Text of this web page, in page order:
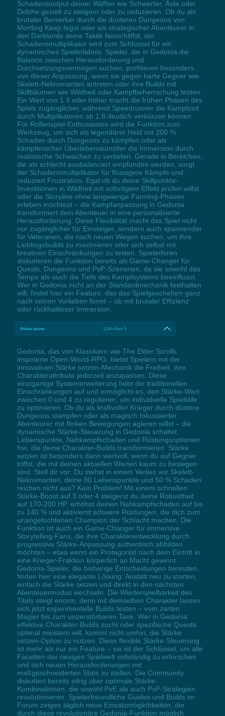
Schadensoutput deiner Waffen wie Schwerter, Äxte oder
Dolche gezielt zu steigern oder zu reduzieren. Ob du als
brutaler Berserker durch die düsteren Dungeons von
Mortling Keep fegst oder als strategischer Abenteurer in
den Darklands deine Taktik feinschliffst, der
Schadensmultiplikator wird zum Schlüssel für ein
dynamisches Spielerlebnis. Spieler, die in Gedonia die
Balance zwischen Herausforderung und
Durchsetzungsvermögen suchen, profitieren besonders
von dieser Anpassung, wenn sie gegen harte Gegner wie
Skelett-Nekromanten antreten oder ihre Builds mit
Skillbäumen wie Wildheit oder Kampfbeherrschung testen.
Ein Wert von 1.3 oder höher macht die frühen Phasen des
Spiels zugänglicher, während Speedrunner die Kampfzeit
durch Multiplikatoren ab 1.8 deutlich verkürzen können.
Für Rollenspiel-Enthusiasten wird die Funktion zum
Werkzeug, um sich als legendärer Held mit 200 %
Schaden durch Dungeons zu kämpfen oder als
kämpferischer Überlebenskünstler die Immersion durch
realistische Schwächen zu vertiefen. Gerade in Bereichen,
die als schlecht ausbalanciert empfunden werden, sorgt
der Schadensmultiplikator für flüssigere Kämpfe und
reduziert Frustration. Egal ob du deine Skillpunkte-
Investitionen in Wildheit mit sofortigem Effekt prüfen willst
oder die Storyline ohne langwierige Farming-Phasen
erleben möchtest – die Kampfanpassung in Gedonia
transformiert dein Abenteuer in eine personalisierte
Herausforderung. Diese Flexibilität macht das Spiel nicht
nur zugänglicher für Einsteiger, sondern auch spannender
für Veteranen, die nach neuen Wegen suchen, um ihre
Lieblingsbuilds zu maximieren oder sich selbst mit
kreativen Einschränkungen zu testen. Spielerforen
diskutieren die Funktion bereits als Game-Changer für
Quests, Dungeons und PvP-Szenarien, da sie sowohl das
Tempo als auch die Tiefe des Kampfsystems beeinflusst.
Wer in Gedonia nicht an der Standardmechanik festhalten
will, findet hier ein Feature, das das Spielgeschehen ganz
nach seinen Vorlieben formt – ob mit brutaler Effizienz
oder rückhaltloser Immersion.
Stärke setzen LCtrl+Num 5
Gedonia, das von Klassikern wie The Elder Scrolls
inspirierte Open-World-RPG, bietet Spielern mit der
innovativen Stärke setzen-Mechanik die Freiheit, ihre
Charakterattribute jederzeit anzupassen. Diese
einzigartige Systemerweiterung hebt die traditionellen
Einschränkungen auf und ermöglicht es, den Stärke-Wert
zwischen 0 und 4 zu regulieren, um individuelle Spielstile
zu optimieren. Ob du als kraftvoller Krieger durch düstere
Dungeons stampfen oder als magisch fokussierter
Abenteurer mit flinken Bewegungen agieren willst – die
dynamische Stärke-Steuerung in Gedonia schaltet
Lebenspunkte, Nahkampfschaden und Rüstungsoptionen
frei, die deine Charakter-Builds transformieren. Stärke
setzen ist besonders dann wertvoll, wenn du auf Gegner
triffst, die mit deinen aktuellen Werten kaum zu besiegen
sind. Stell dir vor: Du stehst in einem Verlies vor Skelett-
Nekromanten, deine 80 Lebenspunkte und 50 % Schaden
reichen nicht aus? Kein Problem! Mit einem schnellen
Stärke-Boost auf 3 oder 4 steigerst du deine Robustheit
auf 170-200 HP, erhöhst deinen Nahkampfschaden auf bis
zu 140 % und aktivierst schwere Rüstungen, die dich zum
unangefochtenen Champion der Schlacht machen. Die
Funktion ist auch ein Game-Changer für immersive
Storytelling-Fans, die ihre Charakterentwicklung durch
progressive Stärke-Anpassung authentisch abbilden
möchten – etwa wenn ein Protagonist nach dem Eintritt in
eine Krieger-Fraktion körperlich an Macht gewinnt.
Gedonia-Spieler, die bisherige Entscheidungen bereuten,
finden hier eine elegante Lösung: Anstatt neu zu starten,
einfach die Stärke setzen und direkt in den nächsten
Abenteuermodus wechseln. Die Wiederspielbarkeit des
Titels steigt enorm, denn mit demselben Charakter lassen
sich jetzt experimentelle Builds testen – vom zarten
Magier bis zum unzerstörbaren Tank. Wer in Gedonia
effektive Charakter-Builds sucht oder spezifische Quests
optimal meistern will, kommt nicht umhin, die Stärke
setzen-Option zu nutzen. Diese flexible Stärke-Steuerung
ist mehr als nur ein Feature – sie ist der Schlüssel, um alle
Facetten der riesigen Spielwelt vollständig zu erforschen
und sich neuen Herausforderungen mit
maßgeschneiderten Stats zu stellen. Die Community
diskutiert bereits eifrig über optimale Stärke-
Kombinationen, die sowohl PvE als auch PvP-Strategien
revolutionieren. Spielerfreundliche Guides und Builds im
Forum zeigen täglich neue Einsatzmöglichkeiten, die
durch diese revolutionäre Gedonia-Funktion möglich